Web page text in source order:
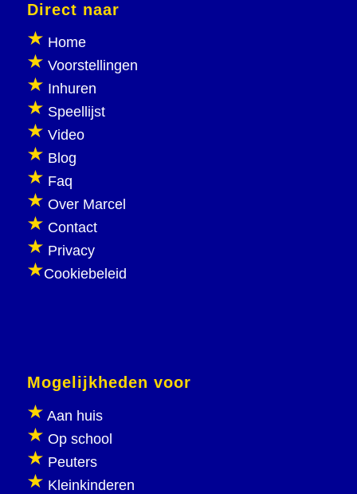
Direct naar
Home
Voorstellingen
Inhuren
Speellijst
Video
Blog
Faq
Over Marcel
Contact
Privacy
Cookiebeleid
Mogelijkheden voor
Aan huis
Op school
Peuters
Kleinkinderen